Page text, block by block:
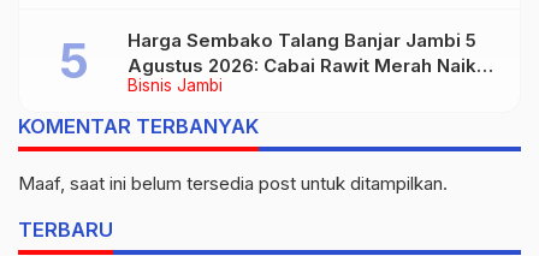
Bisnis Jambi
Harga Sembako Talang Banjar Jambi 5
Agustus 2026: Cabai Rawit Merah Naik
Jadi Rp55 Ribu
KOMENTAR TERBANYAK
Maaf, saat ini belum tersedia post untuk ditampilkan.
TERBARU